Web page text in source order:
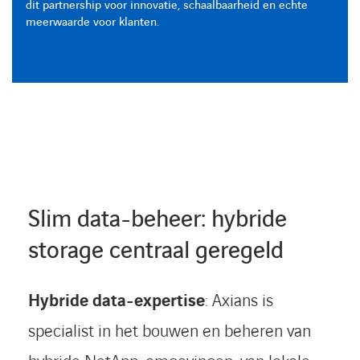
dit partnership voor innovatie, schaalbaarheid en echte
meerwaarde voor klanten.
dit partnership voor innovatie, schaalbaarheid en echte
meerwaarde voor klanten.
dit partnership voor innovatie, schaalbaarheid en echte
meerwaarde voor klanten.
Slim data-beheer: hybride
storage centraal geregeld
Hybride data-expertise: Axians is
specialist in het bouwen en beheren van